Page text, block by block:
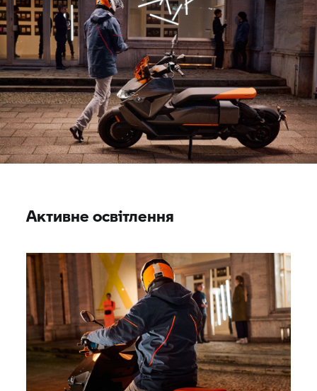
Активне освітлення